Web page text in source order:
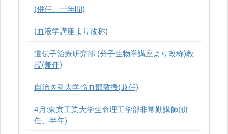
(併任、一年間)
(血液学講座より改称)
遺伝子治療研究部 (分子生物学講座より改称)教
授(兼任)
自治医科大学輸血部教授(兼任)
4月:東京工業大学生命理工学部非常勤講師(併
任、半年)